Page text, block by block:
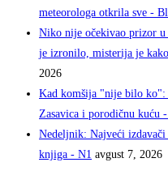
meteorologa otkrila sve -
Niko nije očekivao prizor u
je izronilo, misterija je
2026
Kad komšija "nije bilo ko":
Zasavica i porodičnu kuću
Nedeljnik: Najveći izdavači
knjiga - N1 avgust 7, 2026